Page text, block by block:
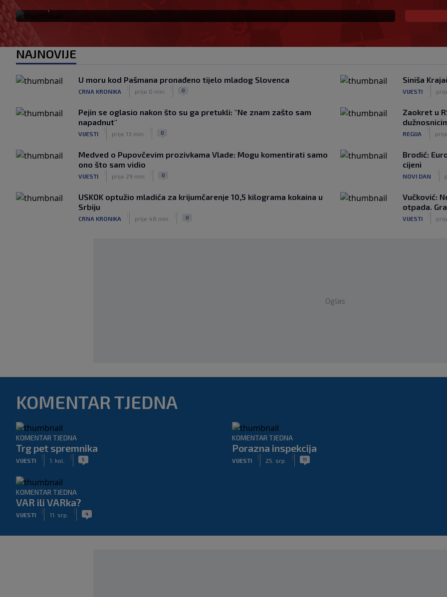
NAJNOVIJE
U moru kod Pašmana pronađeno tijelo mladog Slovenca
CRNA KRONIKA prije 0 min 0
Siniša
VIJESTI
Pejin se oglasio nakon što su ga pretukli: "Ne znam zašto sam
napadnut"
VIJESTI prije 13 min 0
Zaokret u
REGIJA
Medved o Pupovčevim prozivkama Vlade: Mogu komentirati samo
ono što sam vidio
VIJESTI prije 29 min 0
Brodić:
cijeni
NOVI DAN
USKOK optužio mladića za krijumčarenje 10,5 kilograma kokaina u
Srbiju
CRNA KRONIKA prije 48 min 0
Vučković:
otpada.
VIJESTI
Oglas
KOMENTAR TJEDNA
KOMENTAR TJEDNA
Trg pet spremnika
VIJESTI
|
1. kol.
| 5
KOMENTAR TJEDNA
Porazna inspekcija
VIJESTI
|
25. srp.
| 11
KOMENTAR TJEDNA
VAR ili VARka?
VIJESTI
|
11. srp.
| 4